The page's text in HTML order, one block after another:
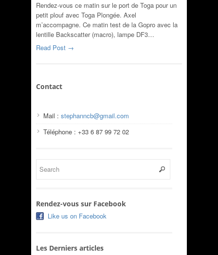
Rendez-vous ce matin sur le port de Toga pour un
petit plouf avec Toga Plongée. Axel
m’accompagne. Ce matin test de la Gopro avec la
lentille Backscatter (macro), lampe DF3…
Read Post →
Contact
Mail : stephanncb@gmail.com
Téléphone : +33 6 87 99 72 02
Rendez-vous sur Facebook
Like us on Facebook
Les Derniers articles